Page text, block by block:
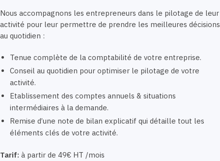
Nous accompagnons les entrepreneurs dans le pilotage de leur
activité pour leur permettre de prendre les meilleures décisions
au quotidien :
Tenue complète de la comptabilité de votre entreprise.
Conseil au quotidien pour optimiser le pilotage de votre
activité.
Etablissement des comptes annuels & situations
intermédiaires à la demande.
Remise d’une note de bilan explicatif qui détaille tout les
éléments clés de votre activité.
Tarif: à partir de 49€ HT /mois